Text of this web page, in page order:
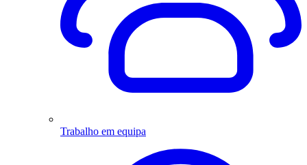
Trabalho em equipa